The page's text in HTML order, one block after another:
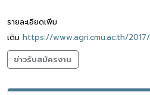
รายละเอียดเพิ่ม
เติม https://www.agri.cmu.ac.th/
ข่าวรับสมัครงาน